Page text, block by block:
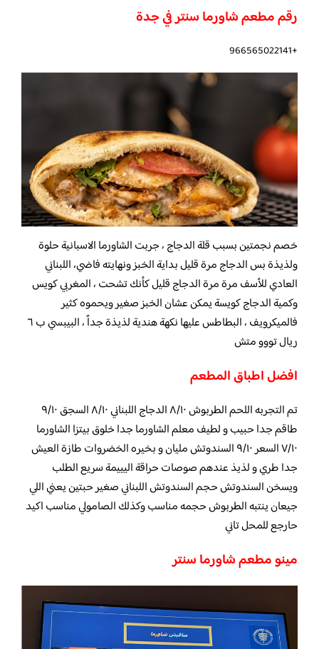
رقم مطعم شاورما سنتر في جدة
+966565022141
خصم نجمتين بسبب قلة الدجاج ، جربت الشاورما الاسبانية حلوة
ولذيذة بس الدجاج مرة قليل بداية الخبز ونهايته فاضي، اللبناني
العادي للأسف مرة مرة الدجاج قليل كأنك تشحت ، المغربي كويس
وكمية الدجاج كويسة يمكن عشان الخبز صغير ويحموه كثير
فالميكرويف ، البطاطس عليها نكهة هندية لذيذة جداً ، البيبسي ب ٦
ريال تووو متش
افضل اطباق المطعم
تم التجربه اللحم الطربوش ٨/١٠ الدجاج اللبناني ٨/١٠ السجق ٩/١٠
طاقم جدا حبيب و لطيف معلم الشاورما جدا خلوق بيتزا الشاورما
٧/١٠ السعر ٩/١٠ السندوتش مليان و بخيره الخضروات طازة العيش
جدا طري و لذيذ عندهم صوصات حراقة اليييمة سريع الطلب
ويسخن السندوتش حجم السندوتش اللبناني صغير حبتين يعني اللي
جيعان ينتبه الطربوش حجمه مناسب وكذلك الصامولي مناسب اكيد
حارجع للمحل تاني
مينو مطعم شاورما سنتر